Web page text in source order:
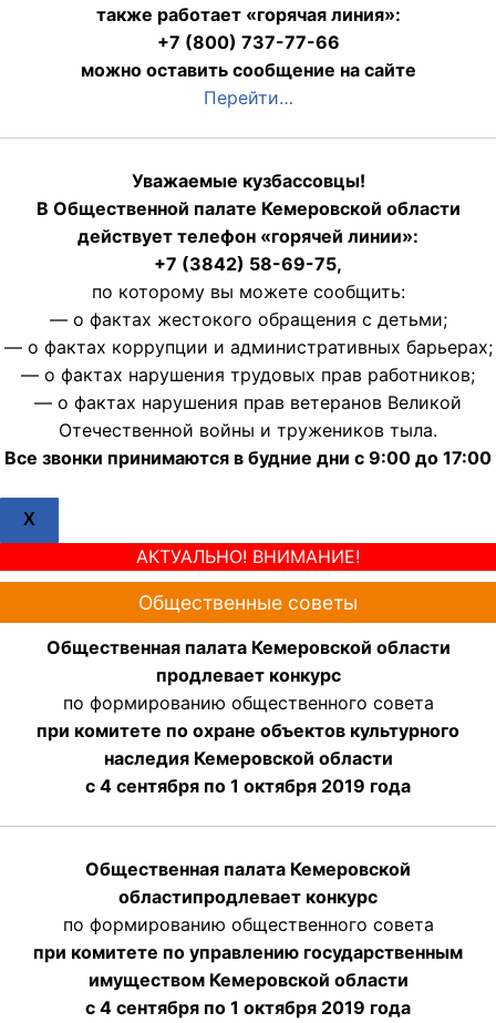
также работает «горячая линия»:
+7 (800) 737-77-66
можно оставить сообщение на сайте
Перейти…
Уважаемые кузбассовцы!
В Общественной палате Кемеровской области
действует телефон «горячей линии»:
+7 (3842) 58-69-75,
по которому вы можете сообщить:
— о фактах жестокого обращения с детьми;
— о фактах коррупции и административных барьерах;
— о фактах нарушения трудовых прав работников;
— о фактах нарушения прав ветеранов Великой
Отечественной войны и тружеников тыла.
Все звонки принимаются в будние дни с 9:00 до 17:00
X
АКТУАЛЬНО! ВНИМАНИЕ!
Общественные советы
Общественная палата Кемеровской области
продлевает конкурс
по формированию общественного совета
при комитете по охране объектов культурного
наследия Кемеровской области
с 4 сентября по 1 октября 2019 года
Общественная палата Кемеровской
областипродлевает конкурс
по формированию общественного совета
при комитете по управлению государственным
имуществом Кемеровской области
с 4 сентября по 1 октября 2019 года